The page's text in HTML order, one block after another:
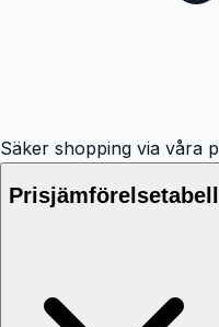
Säker shopping via våra
Prisjämförelsetabell